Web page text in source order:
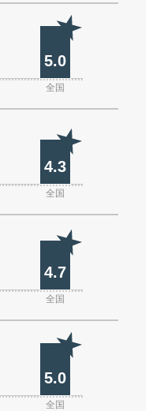
5.0
全国
4.3
全国
4.7
全国
5.0
全国